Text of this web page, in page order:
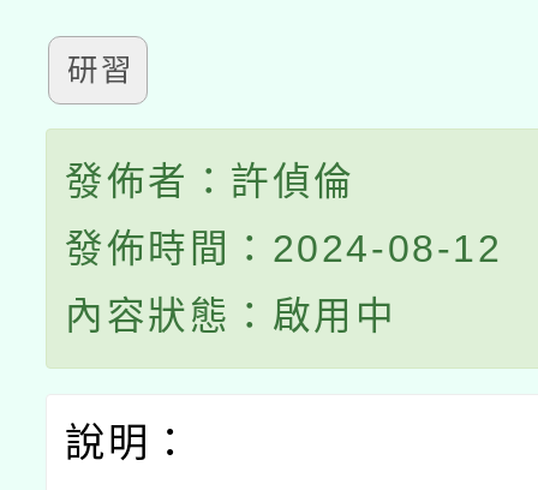
研習
發佈者：許偵倫
發佈時間：2024-08-12
內容狀態：啟用中
說明：